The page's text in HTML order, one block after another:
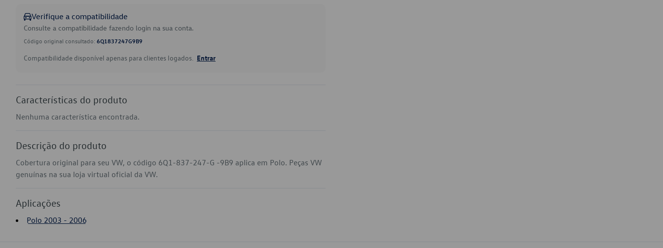
Verifique a compatibilidade
Consulte a compatibilidade fazendo login na sua conta.
Código original consultado: 6Q1837247G9B9
Compatibilidade disponível apenas para clientes logados. Entrar
Características do produto
Nenhuma característica encontrada.
Descrição do produto
Cobertura original para seu VW, o código 6Q1-837-247-G -9B9 aplica em Polo. Peças VW
genuínas na sua loja virtual oficial da VW.
Aplicações
Polo 2003 - 2006